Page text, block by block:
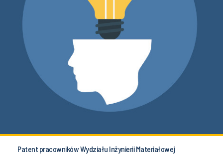
Patent pracowników Wydziału Inżynierii Materiałowej